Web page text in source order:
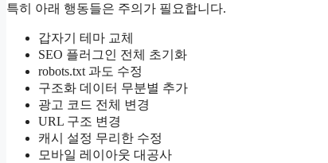
특히 아래 행동들은 주의가 필요합니다.
갑자기 테마 교체
SEO 플러그인 전체 초기화
robots.txt 과도 수정
구조화 데이터 무분별 추가
광고 코드 전체 변경
URL 구조 변경
캐시 설정 무리한 수정
모바일 레이아웃 대공사